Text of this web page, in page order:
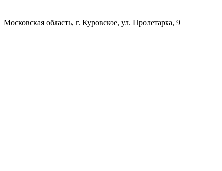
Московская область, г. Куровское, ул. Пролетарка, 9